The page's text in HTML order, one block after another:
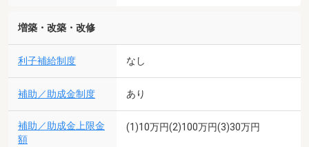
増築・改築・改修
利子補給制度 なし
補助／助成金制度 あり
補助／助成金上限金
額
(1)10万円(2)100万円(3)30万円